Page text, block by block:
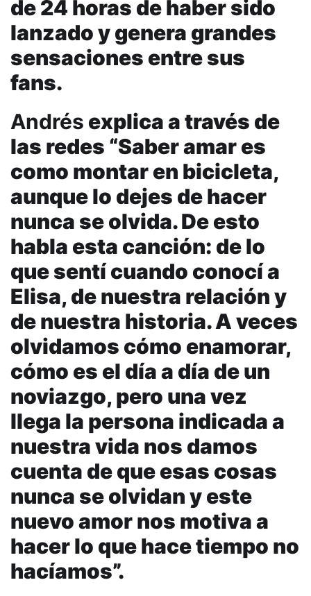
de 24 horas de haber sido
lanzado y genera grandes
sensaciones entre sus
fans.
Andrés explica a través de
las redes “Saber amar es
como montar en bicicleta,
aunque lo dejes de hacer
nunca se olvida. De esto
habla esta canción: de lo
que sentí cuando conocí a
Elisa, de nuestra relación y
de nuestra historia. A veces
olvidamos cómo enamorar,
cómo es el día a día de un
noviazgo, pero una vez
llega la persona indicada a
nuestra vida nos damos
cuenta de que esas cosas
nunca se olvidan y este
nuevo amor nos motiva a
hacer lo que hace tiempo no
hacíamos”.